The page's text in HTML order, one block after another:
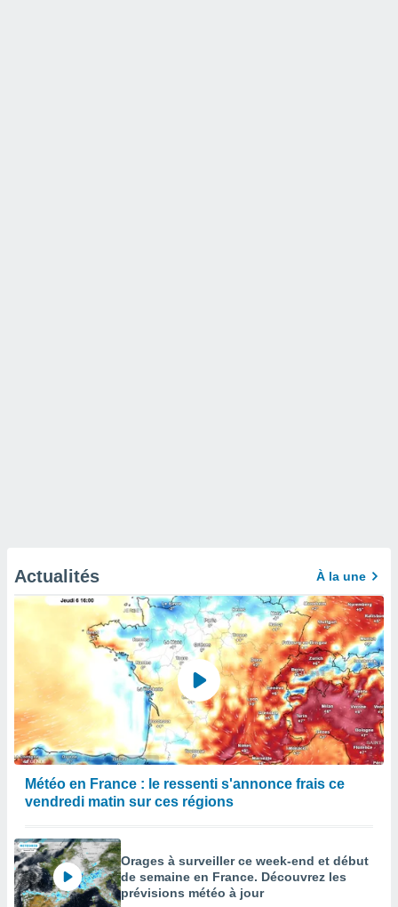
Actualités À la une
Météo en France : le ressenti s'annonce frais ce
vendredi matin sur ces régions
Orages à surveiller ce week-end et début
de semaine en France. Découvrez les
prévisions météo à jour